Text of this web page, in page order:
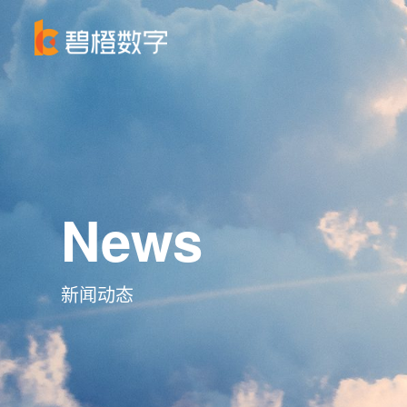
News
新闻动态